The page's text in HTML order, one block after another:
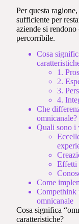
Per questa
sufficiente per
aziende si rendono
percorribile.
Cosa
1.
2.
3.
4.
Che
omnicanale?
Quali sono i
Effetti
Come
Compethink
omnicanale
Cosa significa
caratteristiche?